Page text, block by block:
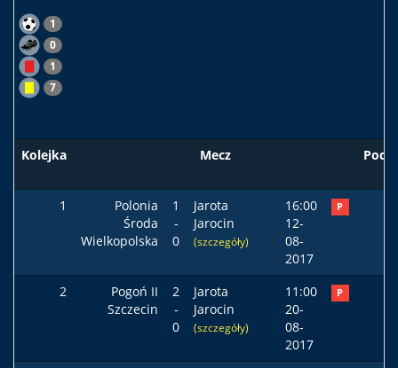
1
0
1
7
Kolejka Mecz Podst
1
Polonia
Środa
Wielkopolska
1
-
0
Jarota
Jarocin
(szczegóły)
16:00
12-
08-
2017
P
2
Pogoń II
Szczecin
2
-
0
Jarota
Jarocin
(szczegóły)
11:00
20-
08-
2017
P